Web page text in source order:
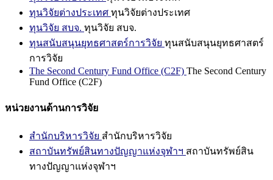
ทุนวิจัยต่างประเทศ ทุนวิจัยต่างประเทศ
ทุนวิจัย สบจ. ทุนวิจัย สบจ.
ทุนสนับสนุนยุทธศาสตร์การวิจัย ทุนสนับสนุนยุทธศาสตร์
การวิจัย
The Second Century Fund Office (C2F) The Second Century
Fund Office (C2F)
หน่วยงานด้านการวิจัย
สำนักบริหารวิจัย สำนักบริหารวิจัย
สถาบันทรัพย์สินทางปัญญาแห่งจุฬาฯ สถาบันทรัพย์สิน
ทางปัญญาแห่งจุฬาฯ